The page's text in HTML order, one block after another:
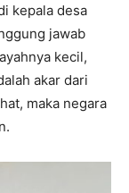
kepala desa
jawab
kecil,
akar dari
maka negara